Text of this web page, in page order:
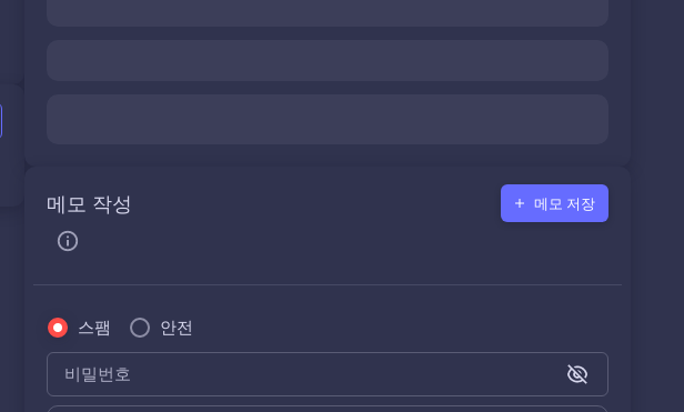
메모 작성 메모 저장
스팸 안전
비밀번호